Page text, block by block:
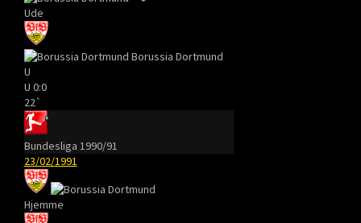
Ude
Borussia Dortmund
U
U 0:0
22`
Bundesliga 1990/91
23/02/1991
Hjemme